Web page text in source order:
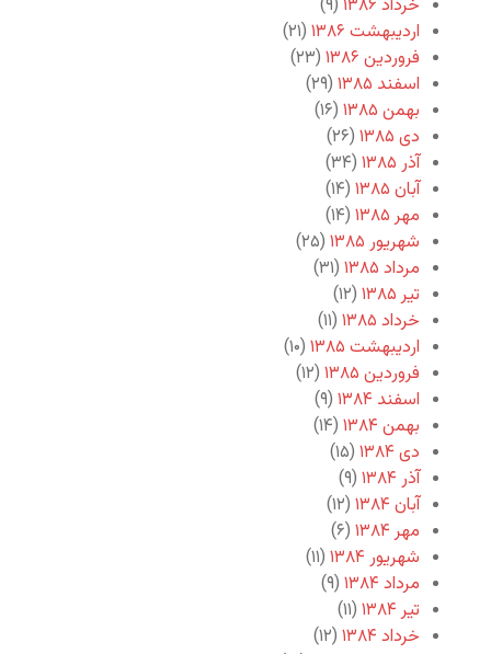
خرداد ۱۳۸۶
(۹)
اردیبهشت ۱۳۸۶
(۲۱)
فروردین ۱۳۸۶
(۲۳)
اسفند ۱۳۸۵
(۲۹)
بهمن ۱۳۸۵
(۱۶)
دی ۱۳۸۵
(۲۶)
آذر ۱۳۸۵
(۳۴)
آبان ۱۳۸۵
(۱۴)
مهر ۱۳۸۵
(۱۴)
شهریور ۱۳۸۵
(۲۵)
مرداد ۱۳۸۵
(۳۱)
تیر ۱۳۸۵
(۱۲)
خرداد ۱۳۸۵
(۱۱)
اردیبهشت ۱۳۸۵
(۱۰)
فروردین ۱۳۸۵
(۱۲)
اسفند ۱۳۸۴
(۹)
بهمن ۱۳۸۴
(۱۴)
دی ۱۳۸۴
(۱۵)
آذر ۱۳۸۴
(۹)
آبان ۱۳۸۴
(۱۲)
مهر ۱۳۸۴
(۶)
شهریور ۱۳۸۴
(۱۱)
مرداد ۱۳۸۴
(۹)
تیر ۱۳۸۴
(۱۱)
خرداد ۱۳۸۴
(۱۲)